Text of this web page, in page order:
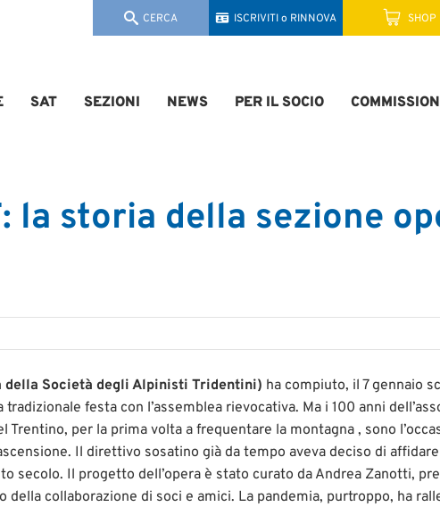
SAT SEZIONI NEWS PER IL SOCIO
la storia della sezione
della Società degli Alpinisti Tridentini) ha compiuto, il 7 gennaio
festa con l’assemblea rievocativa. Ma i 100 anni
Trentino, per la prima volta a frequentare la montagna , sono
Il direttivo sosatino già da tempo aveva deciso di
secolo. Il progetto dell’opera è stato curato da Andrea Zanotti,
della collaborazione di soci e amici. La pandemia, purtroppo, ha
CERCA ISCRIVITI o RINNOVA SHOP